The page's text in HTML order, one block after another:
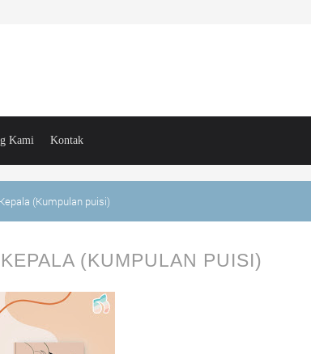
Kami Kontak
(Kumpulan puisi)
(KUMPULAN PUISI)